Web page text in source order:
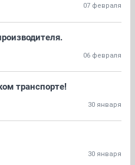
07 февраля
06 февраля
транспорте!
30 января
30 января